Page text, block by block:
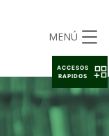
MENÚ
ACCESOS
RAPIDOS